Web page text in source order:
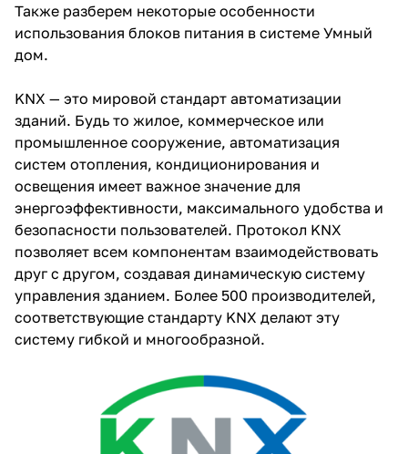
Также разберем некоторые особенности
использования блоков питания в системе Умный
дом.
KNX — это мировой стандарт автоматизации
зданий. Будь то жилое, коммерческое или
промышленное сооружение, автоматизация
систем отопления, кондиционирования и
освещения имеет важное значение для
энергоэффективности, максимального удобства и
безопасности пользователей. Протокол KNX
позволяет всем компонентам взаимодействовать
друг с другом, создавая динамическую систему
управления зданием. Более 500 производителей,
соответствующие стандарту KNX делают эту
систему гибкой и многообразной.